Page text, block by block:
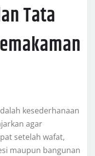
Tata
kesederhanaan
agar
setelah wafat,
maupun bangunan